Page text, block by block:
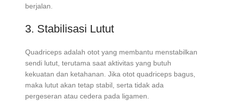
berjalan.
3. Stabilisasi Lutut
Quadriceps adalah otot yang membantu menstabilkan
sendi lutut, terutama saat aktivitas yang butuh
kekuatan dan ketahanan. Jika otot quadriceps bagus,
maka lutut akan tetap stabil, serta tidak ada
pergeseran atau cedera pada ligamen.